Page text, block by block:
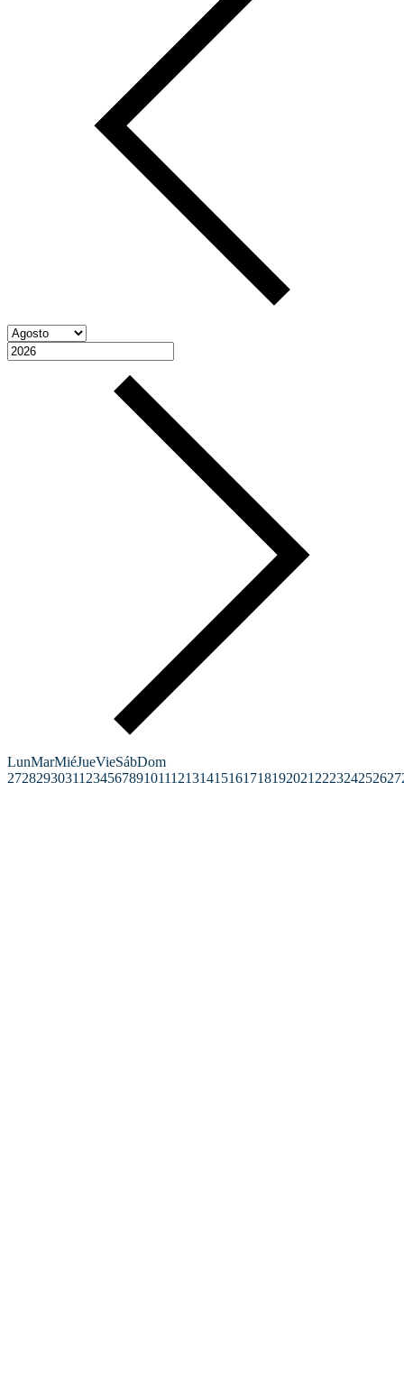
LunMarMiéJueVieSábDom
27282930311 23456789101112131415161718192021 222324252627